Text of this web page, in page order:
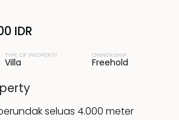
IDR
TYPE OF PROPERTY
Villa
OWNERSHIP
Freehold
seluas 4.000 meter